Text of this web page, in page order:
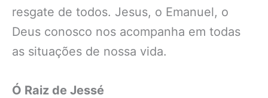
resgate de todos. Jesus, o Emanuel, o
Deus conosco nos acompanha em todas
as situações de nossa vida.
Ó Raiz de Jessé